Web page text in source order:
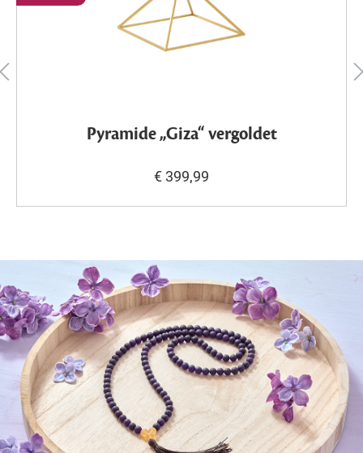
Pyramide „Giza“ vergoldet
€ 399,99